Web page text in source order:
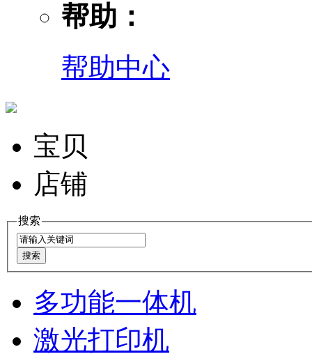
帮助：
帮助中心
宝贝
店铺
搜索
多功能一体机
激光打印机